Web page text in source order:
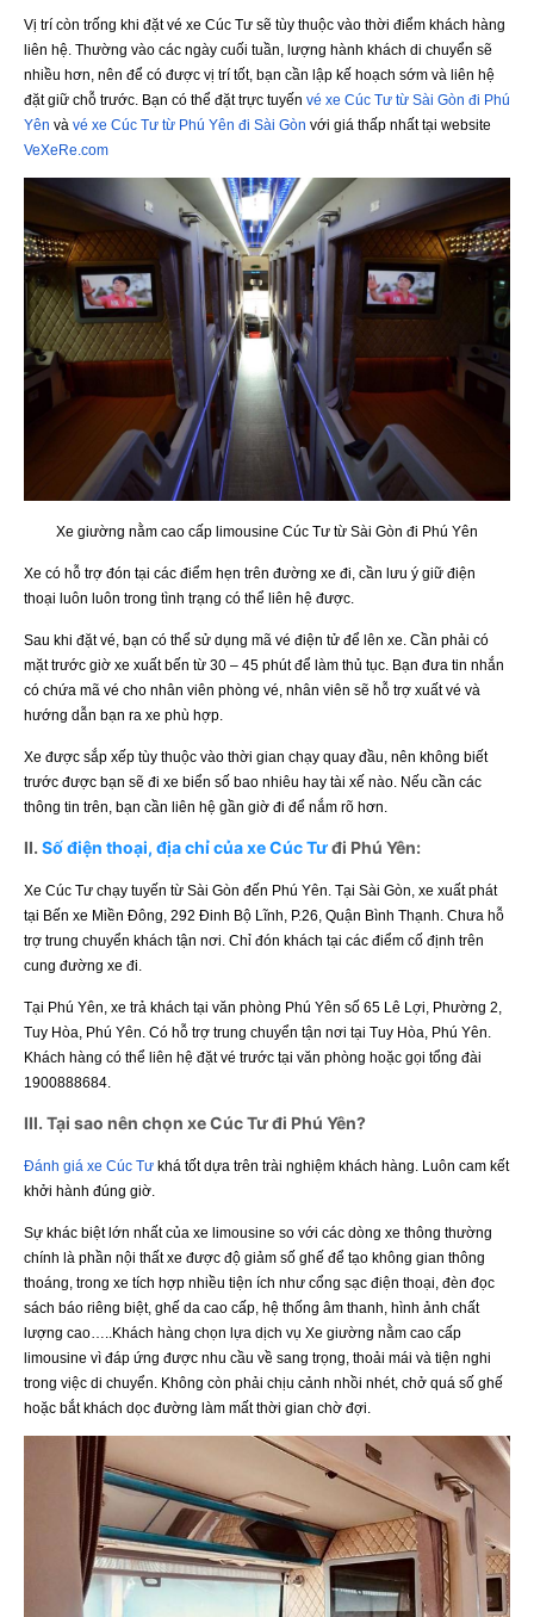
Vị trí còn trống khi đặt vé xe Cúc Tư sẽ tùy thuộc vào thời điểm khách hàng
liên hệ. Thường vào các ngày cuối tuần, lượng hành khách di chuyển sẽ
nhiều hơn, nên để có được vị trí tốt, bạn cần lập kế hoạch sớm và liên hệ
đặt giữ chỗ trước. Bạn có thể đặt trực tuyến vé xe Cúc Tư từ Sài Gòn đi Phú
Yên và vé xe Cúc Tư từ Phú Yên đi Sài Gòn với giá thấp nhất tại website
VeXeRe.com
Xe giường nằm cao cấp limousine Cúc Tư từ Sài Gòn đi Phú Yên
Xe có hỗ trợ đón tại các điểm hẹn trên đường xe đi, cần lưu ý giữ điện
thoại luôn luôn trong tình trạng có thể liên hệ được.
Sau khi đặt vé, bạn có thể sử dụng mã vé điện tử để lên xe. Cần phải có
mặt trước giờ xe xuất bến từ 30 – 45 phút để làm thủ tục. Bạn đưa tin nhắn
có chứa mã vé cho nhân viên phòng vé, nhân viên sẽ hỗ trợ xuất vé và
hướng dẫn bạn ra xe phù hợp.
Xe được sắp xếp tùy thuộc vào thời gian chạy quay đầu, nên không biết
trước được bạn sẽ đi xe biển số bao nhiêu hay tài xế nào. Nếu cần các
thông tin trên, bạn cần liên hệ gần giờ đi để nắm rõ hơn.
II. Số điện thoại, địa chỉ của xe Cúc Tưđi Phú Yên:
Xe Cúc Tư chạy tuyến từ Sài Gòn đến Phú Yên. Tại Sài Gòn, xe xuất phát
tại Bến xe Miền Đông, 292 Đinh Bộ Lĩnh, P.26, Quận Bình Thạnh. Chưa hỗ
trợ trung chuyển khách tận nơi. Chỉ đón khách tại các điểm cố định trên
cung đường xe đi.
Tại Phú Yên, xe trả khách tại văn phòng Phú Yên số 65 Lê Lợi, Phường 2,
Tuy Hòa, Phú Yên. Có hỗ trợ trung chuyển tận nơi tại Tuy Hòa, Phú Yên.
Khách hàng có thể liên hệ đặt vé trước tại văn phòng hoặc gọi tổng đài
1900888684.
III. Tại sao nên chọn xe Cúc Tư đi Phú Yên?
Đánh giá xe Cúc Tư khá tốt dựa trên trài nghiệm khách hàng. Luôn cam kết
khởi hành đúng giờ.
Sự khác biệt lớn nhất của xe limousine so với các dòng xe thông thường
chính là phần nội thất xe được độ giảm số ghế để tạo không gian thông
thoáng, trong xe tích hợp nhiều tiện ích như cổng sạc điện thoại, đèn đọc
sách báo riêng biệt, ghế da cao cấp, hệ thống âm thanh, hình ảnh chất
lượng cao…..Khách hàng chọn lựa dịch vụ Xe giường nằm cao cấp
limousine vì đáp ứng được nhu cầu về sang trọng, thoải mái và tiện nghi
trong việc di chuyển. Không còn phải chịu cảnh nhồi nhét, chở quá số ghế
hoặc bắt khách dọc đường làm mất thời gian chờ đợi.